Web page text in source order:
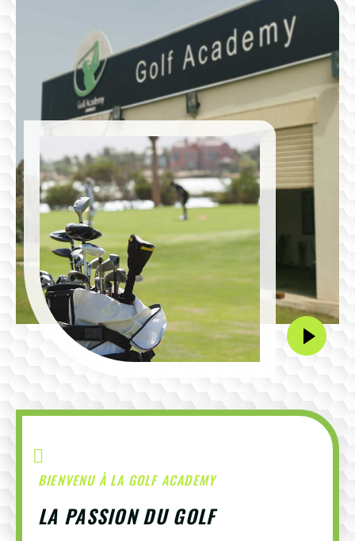
BIENVENU À LA GOLF ACADEMY
LA PASSION DU GOLF